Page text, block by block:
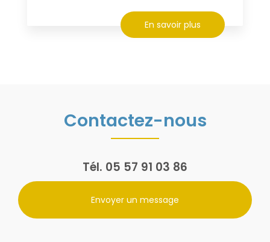
En savoir plus
Contactez-nous
Tél. 05 57 91 03 86
Envoyer un message